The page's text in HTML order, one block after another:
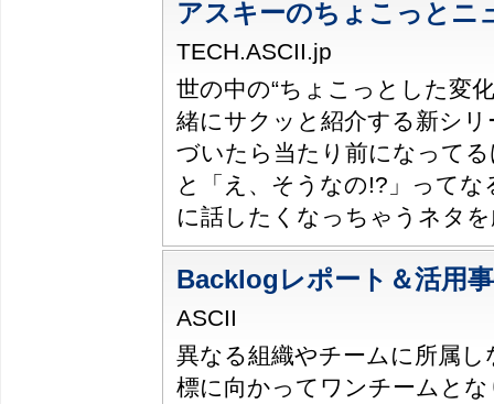
アスキーのちょこっとニ
TECH.ASCII.jp
世の中の“ちょこっとした変
緒にサクッと紹介する新シリ
づいたら当たり前になって
と「え、そうなの!?」ってな
に話したくなっちゃうネタ
Backlogレポート＆活用
ASCII
異なる組織やチームに所属
標に向かってワンチームと